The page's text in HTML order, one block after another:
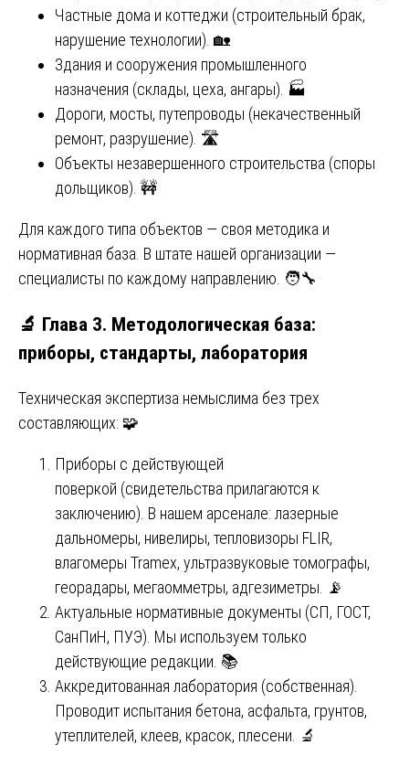
Частные дома и коттеджи (строительный брак,
нарушение технологии). 🏡
Здания и сооружения промышленного
назначения (склады, цеха, ангары). 🏭
Дороги, мосты, путепроводы (некачественный
ремонт, разрушение). 🛣️
Объекты незавершенного строительства (споры
дольщиков). 🚧
Для каждого типа объектов — своя методика и
нормативная база. В штате нашей организации —
специалисты по каждому направлению. 🧑‍🔧
🔬 Глава 3. Методологическая база:
приборы, стандарты, лаборатория
Техническая экспертиза немыслима без трех
составляющих: 🧩
Приборы с действующей
поверкой (свидетельства прилагаются к
заключению). В нашем арсенале: лазерные
дальномеры, нивелиры, тепловизоры FLIR,
влагомеры Tramex, ультразвуковые томографы,
георадары, мегаомметры, адгезиметры. 📡
Актуальные нормативные документы (СП, ГОСТ,
СанПиН, ПУЭ). Мы используем только
действующие редакции. 📚
Аккредитованная лаборатория (собственная).
Проводит испытания бетона, асфальта, грунтов,
утеплителей, клеев, красок, плесени. 🔬